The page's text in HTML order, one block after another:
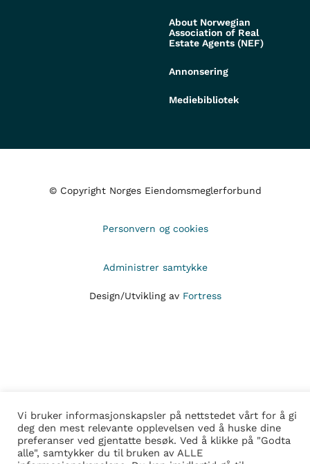
About Norwegian
Association of Real
Estate Agents (NEF)
Annonsering
Mediebibliotek
© Copyright Norges Eiendomsmeglerforbund
Personvern og cookies
Administrer samtykke
Design/Utvikling av Fortress
Vi bruker informasjonskapsler på nettstedet vårt for å gi
deg den mest relevante opplevelsen ved å huske dine
preferanser ved gjentatte besøk. Ved å klikke på "Godta
alle", samtykker du til bruken av ALLE